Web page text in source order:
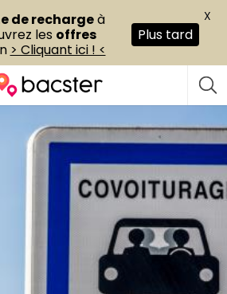
de rechargeà
les offres
> Cliquant ici ! <
Plus tard
X